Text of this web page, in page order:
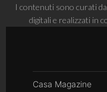
I contenuti sono curati
digitali e realizzati in
Casa Magazine